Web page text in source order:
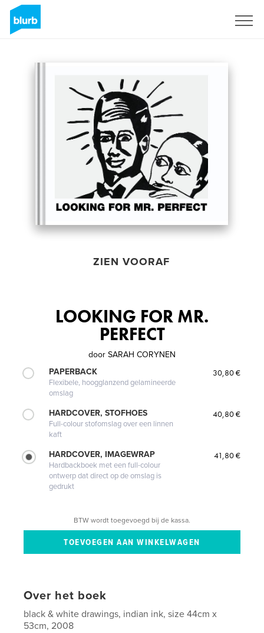
ZIEN VOORAF
LOOKING FOR MR.
PERFECT
door SARAH CORYNEN
PAPERBACK
Flexibele, hoogglanzend gelamineerde
omslag
30,80 €
HARDCOVER, STOFHOES
Full-colour stofomslag over een linnen
kaft
40,80 €
HARDCOVER, IMAGEWRAP
Hardbackboek met een full-colour
ontwerp dat direct op de omslag is
gedrukt
41,80 €
BTW wordt toegevoegd bij de kassa.
Over het boek
black & white drawings, indian ink, size 44cm x
53cm, 2008